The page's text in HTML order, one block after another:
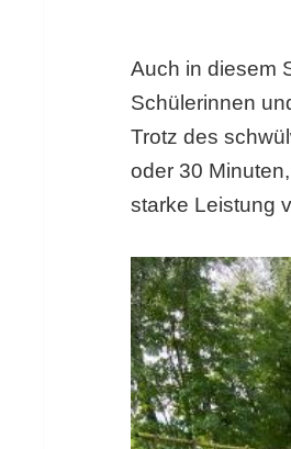
Auch in diesem
Schülerinnen
Trotz des
oder 30
starke Leistung